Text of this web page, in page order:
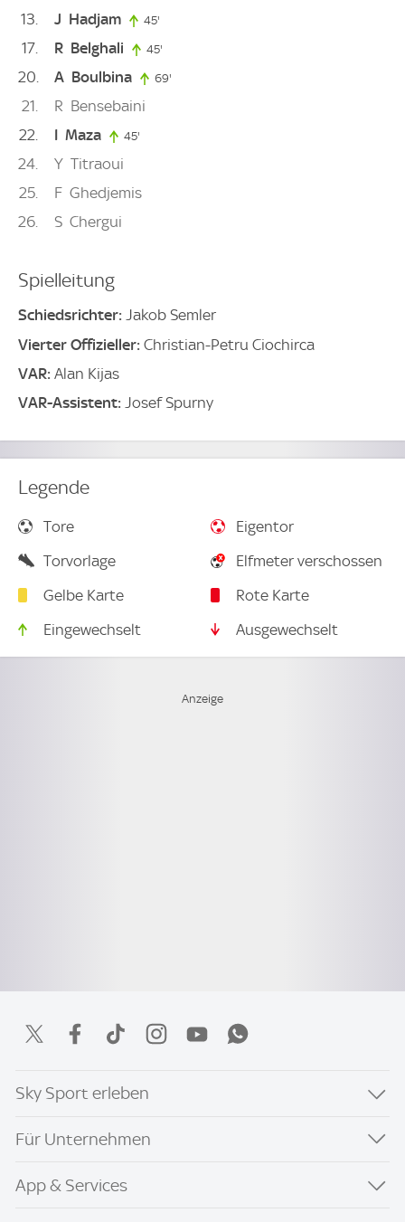
13 J Hadjam 45'
17 R Belghali 45'
20 A Boulbina 69'
21 R Bensebaini
22
I Maza 45'
24 Y Titraoui
25
F Ghedjemis
26
S Chergui
Spielleitung
Schiedsrichter: Jakob Semler
Vierter Offizieller: Christian-Petru Ciochirca
VAR: Alan Kijas
VAR-Assistent: Josef Spurny
Legende
Tore
Eigentor
Torvorlage
Elfmeter verschossen
Gelbe Karte
Rote Karte
Eingewechselt
Ausgewechselt
Sky Sport erleben
Für Unternehmen
App & Services